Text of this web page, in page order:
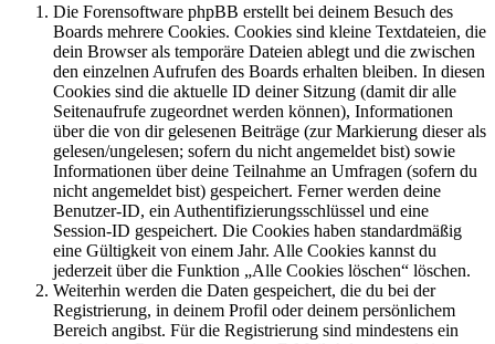
Die Forensoftware phpBB erstellt bei deinem Besuch des
Boards mehrere Cookies. Cookies sind kleine Textdateien, die
dein Browser als temporäre Dateien ablegt und die zwischen
den einzelnen Aufrufen des Boards erhalten bleiben. In diesen
Cookies sind die aktuelle ID deiner Sitzung (damit dir alle
Seitenaufrufe zugeordnet werden können), Informationen
über die von dir gelesenen Beiträge (zur Markierung dieser als
gelesen/ungelesen; sofern du nicht angemeldet bist) sowie
Informationen über deine Teilnahme an Umfragen (sofern du
nicht angemeldet bist) gespeichert. Ferner werden deine
Benutzer-ID, ein Authentifizierungsschlüssel und eine
Session-ID gespeichert. Die Cookies haben standardmäßig
eine Gültigkeit von einem Jahr. Alle Cookies kannst du
jederzeit über die Funktion „Alle Cookies löschen“ löschen.
Weiterhin werden die Daten gespeichert, die du bei der
Registrierung, in deinem Profil oder deinem persönlichem
Bereich angibst. Für die Registrierung sind mindestens ein